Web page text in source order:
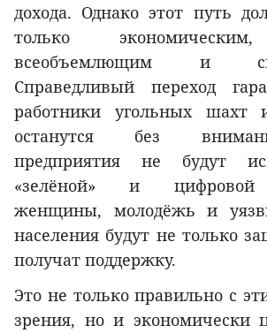
дохода. Однако этот путь
только
всеобъемлющим и
Справедливый переход
работники угольных шахт
останутся без
предприятия не будут
«зелёной» и цифровой
женщины, молодёжь и
населения будут не только
получат поддержку.
Это не только правильно с
зрения, но и экономически